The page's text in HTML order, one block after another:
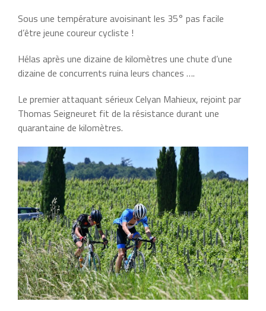
Sous une température avoisinant les 35° pas facile
d’être jeune coureur cycliste !
Hélas après une dizaine de kilomètres une chute d’une
dizaine de concurrents ruina leurs chances ….
Le premier attaquant sérieux Celyan Mahieux, rejoint par
Thomas Seigneuret fit de la résistance durant une
quarantaine de kilomètres.